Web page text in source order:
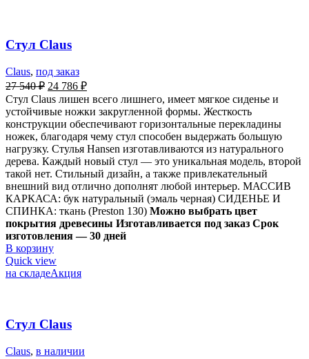
Стул Claus
Claus, под заказ
27 540₽ 24 786 ₽
Стул Claus лишен всего лишнего, имеет мягкое сиденье и
устойчивые ножки закругленной формы. Жесткость
конструкции обеспечивают горизонтальные перекладины
ножек, благодаря чему стул способен выдержать большую
нагрузку. Стулья Hansen изготавливаются из натурального
дерева. Каждый новый стул — это уникальная модель, второй
такой нет. Стильный дизайн, а также привлекательный
внешний вид отлично дополнят любой интерьер. МАССИВ
КАРКАСА: бук натуральный (эмаль черная) СИДЕНЬЕ И
СПИНКА: ткань (Preston 130) Можно выбрать цвет
покрытия древесины Изготавливается под заказ Срок
изготовления — 30 дней
В корзину
Quick view
на складеАкция
Стул Claus
Claus, в наличии